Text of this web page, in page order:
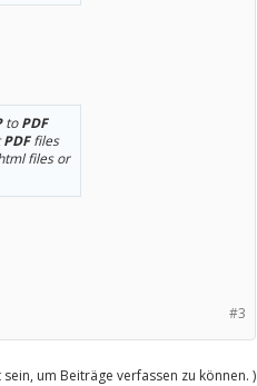
toPDF
PDFfiles
files or
#3
um Beiträge verfassen zu können. )